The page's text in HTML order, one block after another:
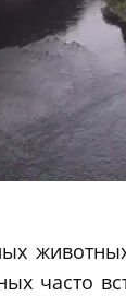
часто